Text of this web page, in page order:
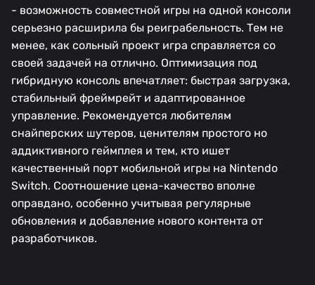
- возможность совместной игры на одной консоли
серьезно расширила бы реиграбельность. Тем не
менее, как сольный проект игра справляется со
своей задачей на отлично. Оптимизация под
гибридную консоль впечатляет: быстрая загрузка,
стабильный фреймрейт и адаптированное
управление. Рекомендуется любителям
снайперских шутеров, ценителям простого но
аддиктивного геймплея и тем, кто ишет
качественный порт мобильной игры на Nintendo
Switch. Соотношение цена-качество вполне
оправдано, особенно учитывая регулярные
обновления и добавление нового контента от
разработчиков.